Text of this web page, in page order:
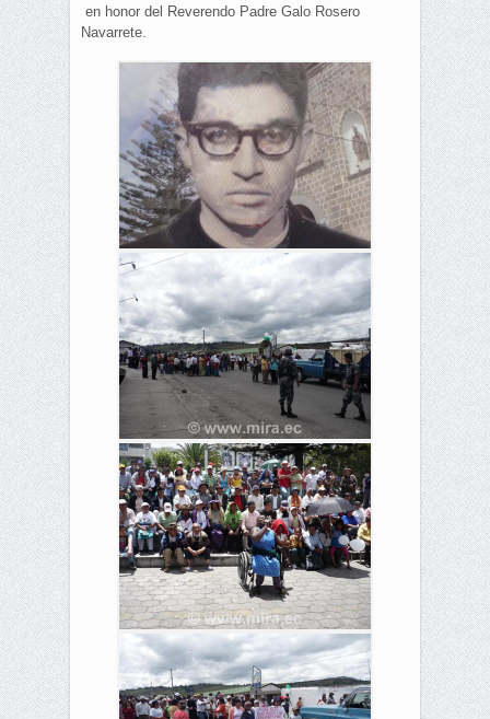
en honor del Reverendo Padre Galo Rosero
Navarrete.